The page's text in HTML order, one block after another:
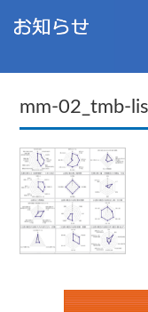
mm-02_tmb-